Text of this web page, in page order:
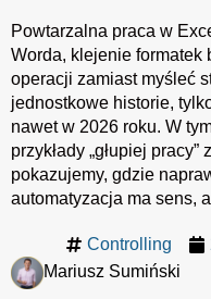
Powtarzalna praca w
Worda, klejenie formatek
operacji zamiast myśleć
jednostkowe historie,
nawet w 2026 roku. W
przykłady „głupiej
pokazujemy, gdzie
automatyzacja ma sens,
Controlling
Mariusz Sumiński